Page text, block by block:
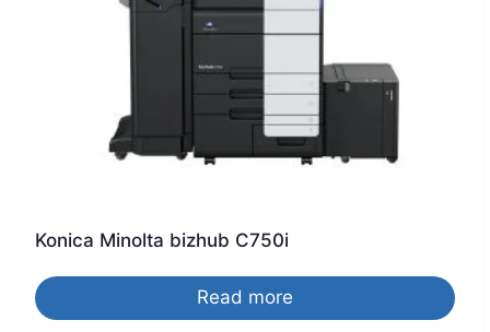
Konica Minolta bizhub C750i
Read more